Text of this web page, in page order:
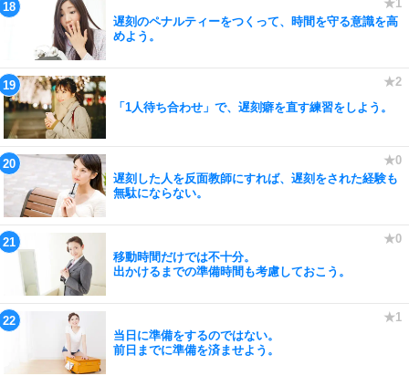
遅刻のペナルティーをつくって、時間を守る意識を高
めよう。
「1人待ち合わせ」で、遅刻癖を直す練習をしよう。
遅刻した人を反面教師にすれば、遅刻をされた経験も
無駄にならない。
移動時間だけでは不十分。
出かけるまでの準備時間も考慮しておこう。
当日に準備をするのではない。
前日までに準備を済ませよう。